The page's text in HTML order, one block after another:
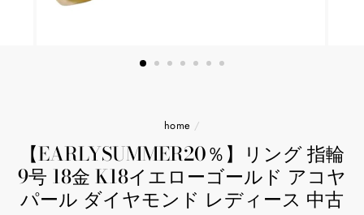
home /
【EARLYSUMMER20％】リング 指輪
9号 18金 K18イエローゴールド アコヤ
パール ダイヤモンド レディース 中古